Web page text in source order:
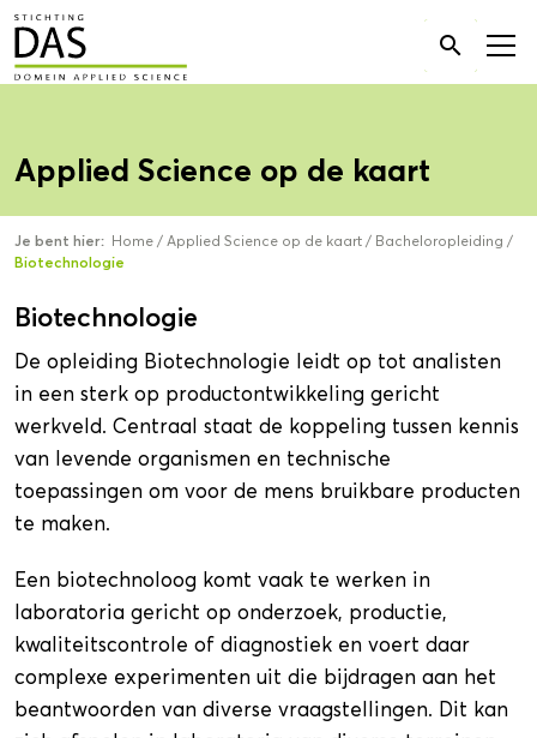
Zoek
naar:

Applied Science op de kaart
Je bent hier: Home / Applied Science op de kaart / Bacheloropleiding /
Biotechnologie
Biotechnologie
De opleiding Biotechnologie leidt op tot analisten
in een sterk op productontwikkeling gericht
werkveld. Centraal staat de koppeling tussen kennis
van levende organismen en technische
toepassingen om voor de mens bruikbare producten
te maken.
Een biotechnoloog komt vaak te werken in
laboratoria gericht op onderzoek, productie,
kwaliteitscontrole of diagnostiek en voert daar
complexe experimenten uit die bijdragen aan het
beantwoorden van diverse vraagstellingen. Dit kan